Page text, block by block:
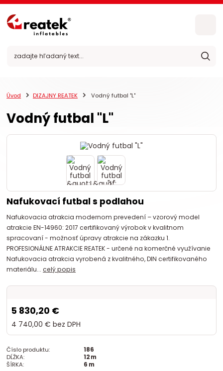
Úvod DIZAJNY REATEK Vodný futbal "L"
Vodný futbal "L"
Nafukovací futbal s podlahou
Nafukovacia atrakcia modernom prevedení – vzorový model
atrakcie EN-14960: 2017 certifikovaný výrobok v kvalitnom
spracovaní - možnosť úpravy atrakcie na zákazku 1.
PROFESIONÁLNE ATRAKCIE REATEK - určené na komerčné využívanie
Nafukovacia atrakcia vyrobená z kvalitného, DIN certifikovaného
materiálu...celý popis
5 830,20 €
4 740,00 € bez DPH
Číslo produktu:
186
DĹŽKA:
12 m
ŠÍRKA:
6 m